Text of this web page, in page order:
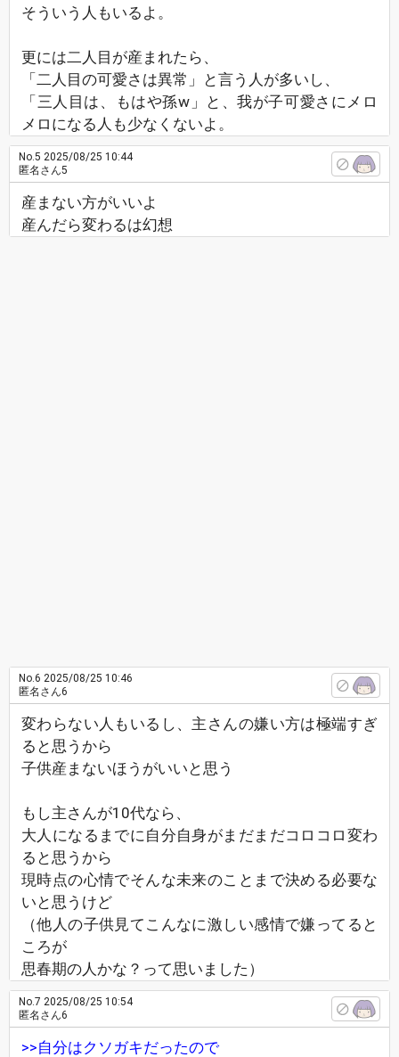
そういう人もいるよ。
更には二人目が産まれたら、
「二人目の可愛さは異常」と言う人が多いし、
「三人目は、もはや孫w」と、我が子可愛さにメロ
メロになる人も少なくないよ。
No.5 2025/08/25 10:44
匿名さん5
産まない方がいいよ
産んだら変わるは幻想
No.6 2025/08/25 10:46
匿名さん6
変わらない人もいるし、主さんの嫌い方は極端すぎ
ると思うから
子供産まないほうがいいと思う
もし主さんが10代なら、
大人になるまでに自分自身がまだまだコロコロ変わ
ると思うから
現時点の心情でそんな未来のことまで決める必要な
いと思うけど
（他人の子供見てこんなに激しい感情で嫌ってると
ころが
思春期の人かな？って思いました）
No.7 2025/08/25 10:54
匿名さん6
>>自分はクソガキだったので